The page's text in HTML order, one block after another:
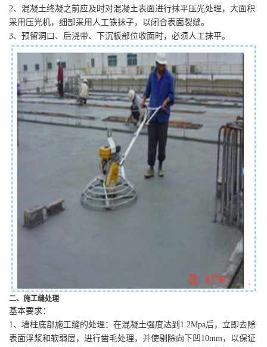
2、混凝土终凝之前应及时对混凝土表面进行抹平压光处理，大面积
采用压光机，细部采用人工铁抹子，以闭合表面裂缝。
3、预留洞口、后浇带、下沉板部位收面时，必须人工抹平。
二、施工缝处理
基本要求：
1、墙柱底部施工缝的处理：在混凝土强度达到1.2Mpa后，立即去除
表面浮浆和软弱层，进行凿毛处理，并使剔除向下凹10mm，以保证